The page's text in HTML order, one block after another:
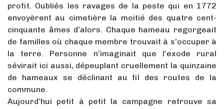
profit. Oubliés les ravages de la peste qui en 1772
envoyèrent au cimetière la moitié des quatre cent-
cinquante âmes d’alors. Chaque hameau regorgeait
de familles où chaque membre trouvait à s’occuper à
la terre. Personne n’imaginait que l’exode rural
sévirait ici aussi, dépeuplant cruellement la quinzaine
de hameaux se déclinant au fil des routes de la
commune.
Aujourd’hui petit à petit la campagne retrouve sa